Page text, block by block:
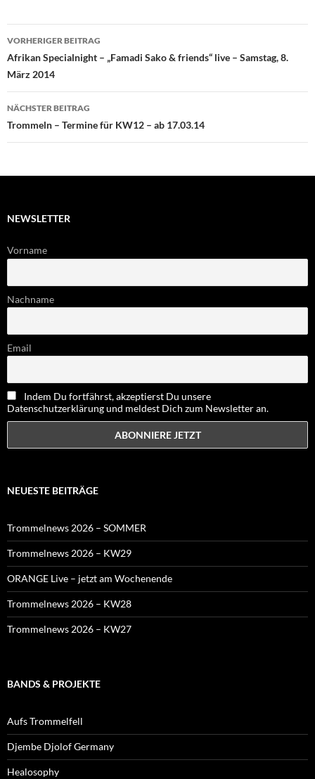
Beitragsnavigation
VORHERIGER BEITRAG
Afrikan Specialnight – „Famadi Sako & friends“ live – Samstag, 8.
März 2014
NÄCHSTER BEITRAG
Trommeln – Termine für KW12 – ab 17.03.14
NEWSLETTER
Vorname
Nachname
Email
Indem Du fortfährst, akzeptierst Du unsere
Datenschutzerklärung und meldest Dich zum Newsletter an.
NEUESTE BEITRÄGE
Trommelnews 2026 – SOMMER
Trommelnews 2026 – KW29
ORANGE Live – jetzt am Wochenende
Trommelnews 2026 – KW28
Trommelnews 2026 – KW27
BANDS & PROJEKTE
Aufs Trommelfell
Djembe Djolof Germany
Healosophy